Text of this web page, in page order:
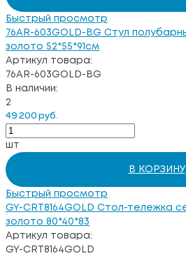
Быстрый просмотр
76AR-603GOLD-BG Стул
золото 52*55*91см
Артикул товара:
76AR-603GOLD-BG
В наличии:
2
49 200 руб.
шт
В КОРЗИНУ
Быстрый просмотр
GY-CRT8164GOLD Стол-тележка
золото 80*40*83
Артикул товара:
GY-CRT8164GOLD